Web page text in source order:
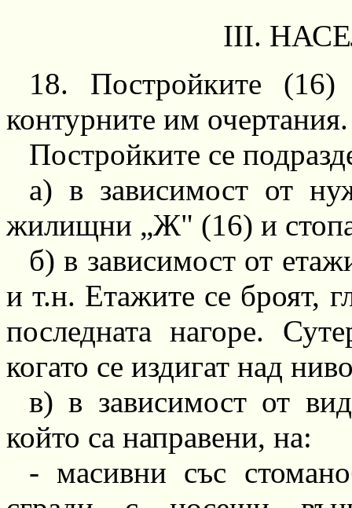
III.
18. Постройките (16)
контурните им очертания.
Постройките се
а) в зависимост от
жилищни „Ж" (16) и
б) в зависимост от
ит.н. Етажите се броят,
последната нагоре.
когато се издигат над
в) в зависимост от
който са направени, на:
- масивни със